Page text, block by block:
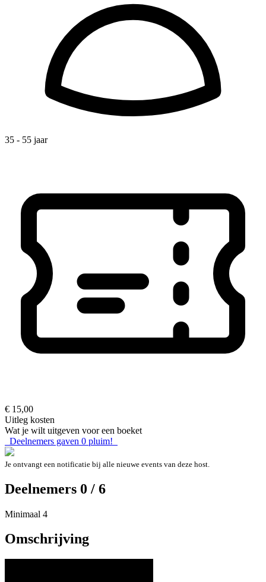
35 - 55 jaar
€ 15,00
Uitleg kosten
Wat je wilt uitgeven voor een boeket
Deelnemers gaven 0 pluim!
Je ontvangt een notificatie bij alle nieuwe events van deze host.
Deelnemers 0 / 6
Minimaal 4
Omschrijving